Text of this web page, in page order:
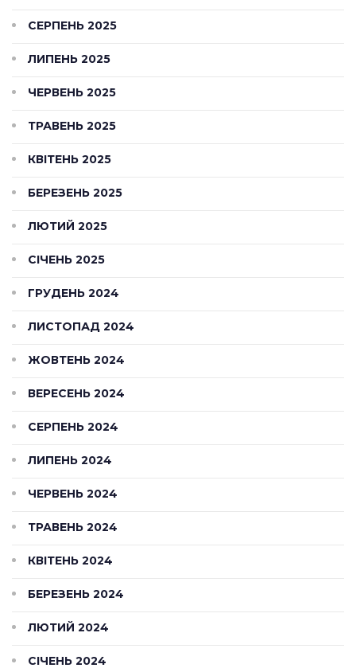
СЕРПЕНЬ 2025
ЛИПЕНЬ 2025
ЧЕРВЕНЬ 2025
ТРАВЕНЬ 2025
КВІТЕНЬ 2025
БЕРЕЗЕНЬ 2025
ЛЮТИЙ 2025
СІЧЕНЬ 2025
ГРУДЕНЬ 2024
ЛИСТОПАД 2024
ЖОВТЕНЬ 2024
ВЕРЕСЕНЬ 2024
СЕРПЕНЬ 2024
ЛИПЕНЬ 2024
ЧЕРВЕНЬ 2024
ТРАВЕНЬ 2024
КВІТЕНЬ 2024
БЕРЕЗЕНЬ 2024
ЛЮТИЙ 2024
СІЧЕНЬ 2024